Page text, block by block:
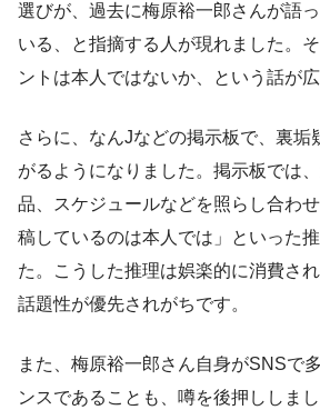
選びが、過去に梅原裕一郎さんが語
いる、と指摘する人が現れました。
ントは本人ではないか、という話が
さらに、なんJなどの掲示板で、裏垢
がるようになりました。掲示板では
品、スケジュールなどを照らし合わ
稿しているのは本人では」といった
た。こうした推理は娯楽的に消費さ
話題性が優先されがちです。
また、梅原裕一郎さん自身がSNSで
ンスであることも、噂を後押ししま